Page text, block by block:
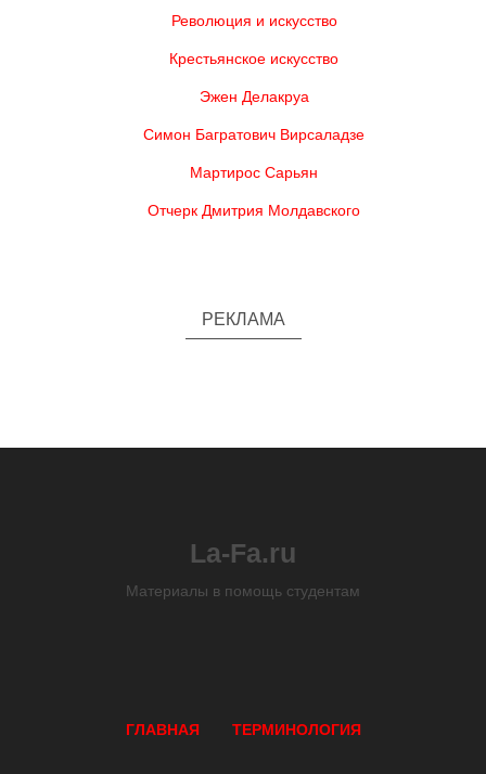
Революция и искусство
Крестьянское искусство
Эжен Делакруа
Симон Багратович Вирсаладзе
Мартирос Сарьян
Отчерк Дмитрия Молдавского
РЕКЛАМА
La-Fa.ru
Материалы в помощь студентам
ГЛАВНАЯ ТЕРМИНОЛОГИЯ